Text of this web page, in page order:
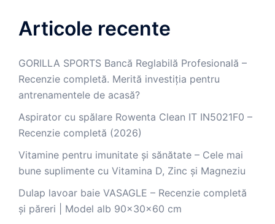
Articole recente
GORILLA SPORTS Bancă Reglabilă Profesională –
Recenzie completă. Merită investiția pentru
antrenamentele de acasă?
Aspirator cu spălare Rowenta Clean IT IN5021F0 –
Recenzie completă (2026)
Vitamine pentru imunitate și sănătate – Cele mai
bune suplimente cu Vitamina D, Zinc și Magneziu
Dulap lavoar baie VASAGLE – Recenzie completă
și păreri | Model alb 90x30x60 cm